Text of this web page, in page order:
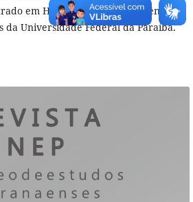
em História) - Centro de Ciências
da Universidade Federal da Paraíba.